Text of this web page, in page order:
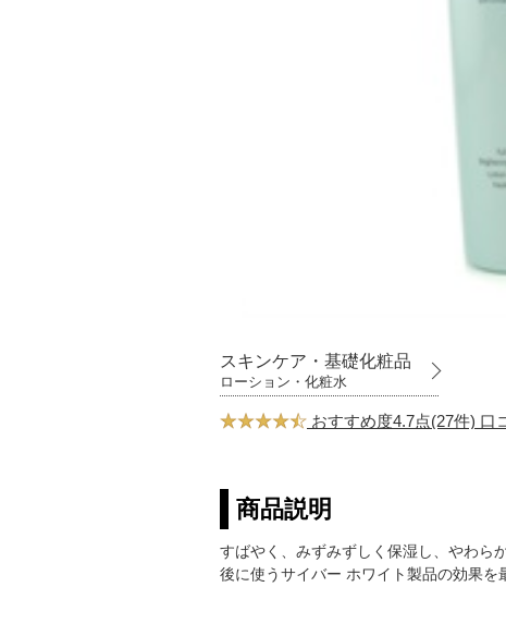
スキンケア・基礎化粧品
ローション・化粧水
おすすめ度4.7点(27件) 口
商品説明
すばやく、みずみずしく保湿し、やわら
後に使うサイバー ホワイト製品の効果を